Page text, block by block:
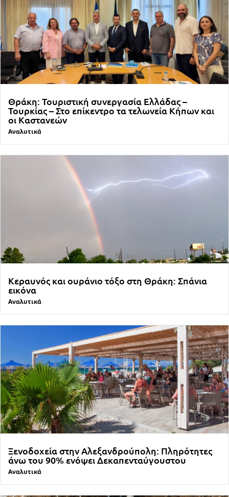
Θράκη: Τουριστική συνεργασία Ελλάδας –
Τουρκίας – Στο επίκεντρο τα τελωνεία Κήπων και
οι Καστανεών
Αναλυτικά
Κεραυνός και ουράνιο τόξο στη Θράκη: Σπάνια
εικόνα
Αναλυτικά
Ξενοδοχεία στην Αλεξανδρούπολη: Πληρότητες
άνω του 90% ενόψει Δεκαπενταύγουστου
Αναλυτικά